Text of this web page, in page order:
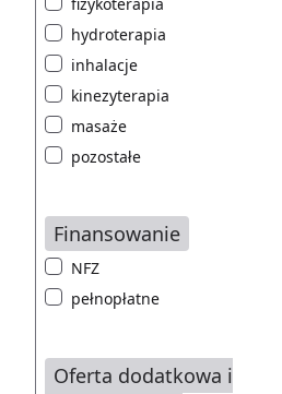
hydroterapia
inhalacje
kinezyterapia
masaże
pozostałe
Finansowanie
NFZ
pełnopłatne
Oferta dodatkowa i